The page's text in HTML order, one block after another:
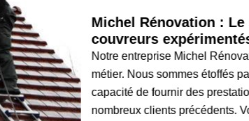
Michel Rénovation : Le
couvreurs expérimentés
Notre entreprise Michel
métier. Nous sommes étoffés par
capacité de fournir des prestations
nombreux clients précédents.